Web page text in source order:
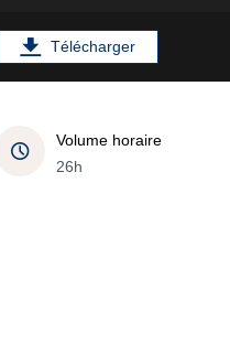
Télécharger
Volume horaire
26h